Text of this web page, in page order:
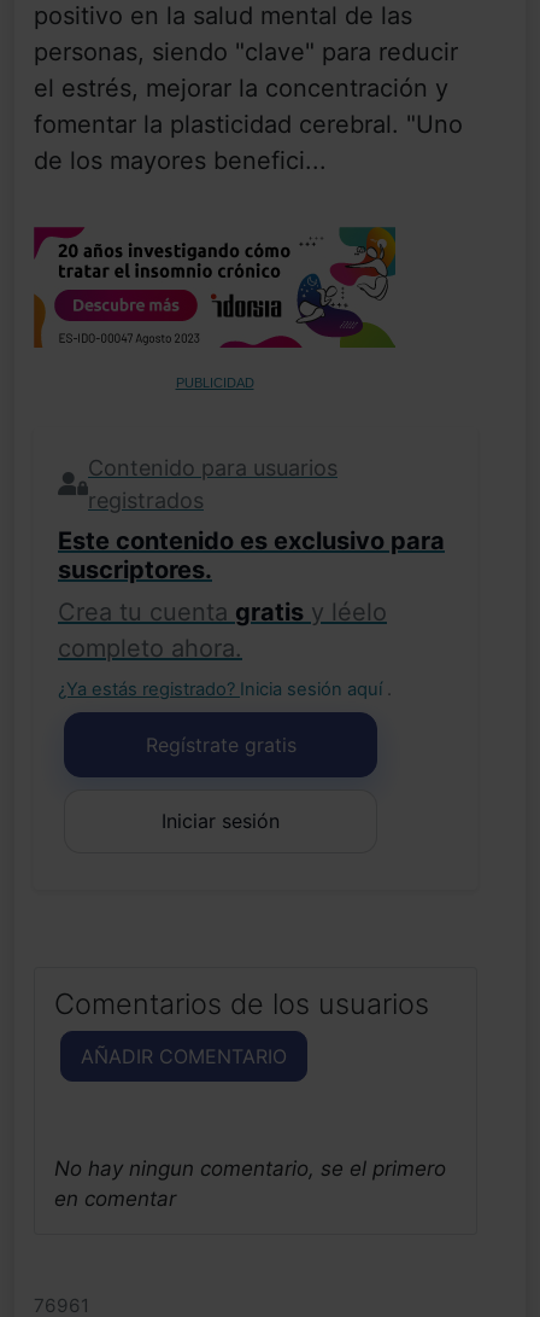
positivo en la salud mental de las
personas, siendo "clave" para reducir
el estrés, mejorar la concentración y
fomentar la plasticidad cerebral. "Uno
de los mayores benefici...
PUBLICIDAD
Contenido para usuarios
registrados
Este contenido es exclusivo para
suscriptores.
Crea tu cuenta gratis y léelo
completo ahora.
¿Ya estás registrado? Inicia sesión aquí .
Regístrate gratis
Iniciar sesión
Comentarios de los usuarios
AÑADIR COMENTARIO
No hay ningun comentario, se el primero
en comentar
76961